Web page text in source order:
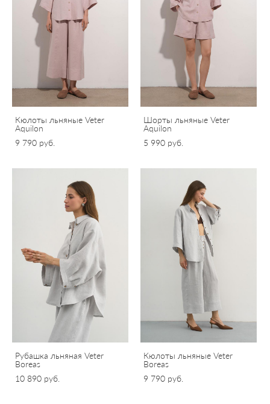
Кюлоты льняные Veter
Aquilon
9 790 pуб.
Шорты льняные Veter
Aquilon
5 990 pуб.
Рубашка льняная Veter
Boreas
10 890 pуб.
Кюлоты льняные Veter
Boreas
9 790 pуб.